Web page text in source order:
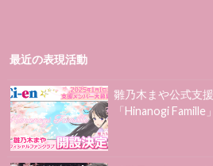
最近の表現活動
雛乃木まや公式支
「Hinanogi Famille